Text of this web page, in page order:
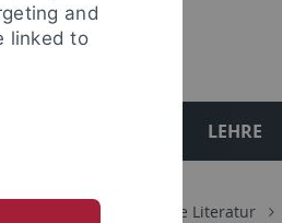
LEHRE
Neuere deutsche Literatur
and
linked to